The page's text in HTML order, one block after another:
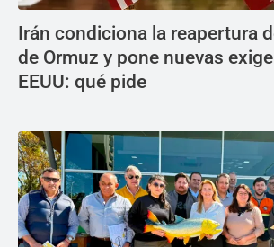
Irán condiciona la reapertura
de Ormuz y pone nuevas
EEUU: qué pide